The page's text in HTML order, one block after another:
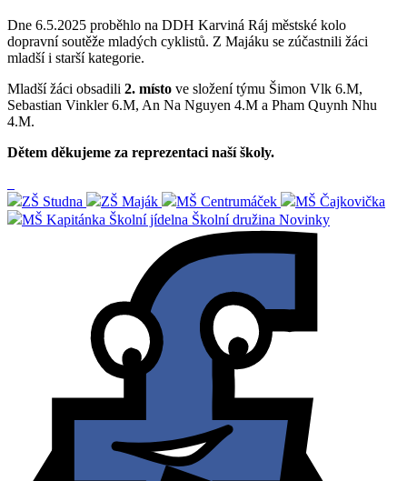
Dne 6.5.2025 proběhlo na DDH Karviná Ráj městské kolo
dopravní soutěže mladých cyklistů. Z Majáku se zúčastnili žáci
mladší i starší kategorie.
Mladší žáci obsadili 2. místo ve složení týmu Šimon Vlk 6.M,
Sebastian Vinkler 6.M, An Na Nguyen 4.M a Pham Quynh Nhu
4.M.
Dětem děkujeme za reprezentaci naší školy.
ZŠ Studna ZŠ Maják MŠ Centrumáček
MŠ Čajkovička
MŠ Kapitánka Školní jídelna Školní družina Novinky